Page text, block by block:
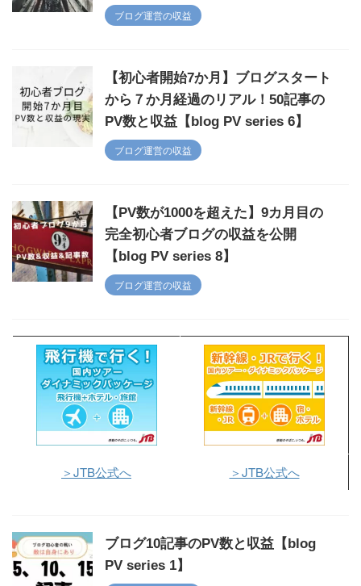
ブログ運営の収益
【初心者開始7か月】ブログスタート
から７か月経過のリアル！50記事の
PV数と収益【blog PV series 6】
ブログ運営の収益
【PV数が1000を超えた】9カ月目の
完全初心者ブログの収益を公開
【blog PV series 8】
ブログ運営の収益
＞JTB公式へ ＞JTB公式へ
ブログ10記事のPV数と収益【blog
PV series 1】